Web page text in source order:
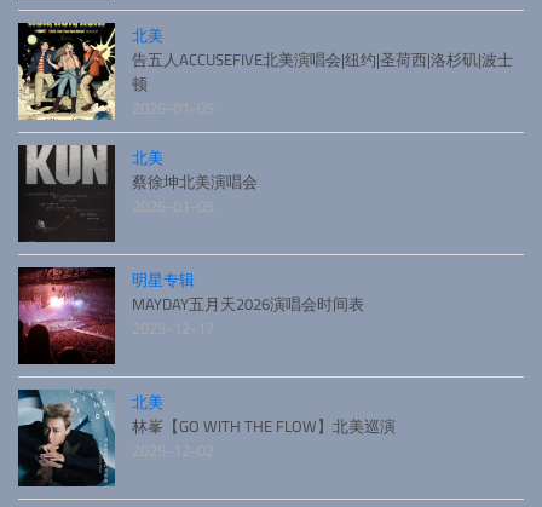
北美
告五人ACCUSEFIVE北美演唱会|纽约|圣荷西|洛杉矶|波士
顿
2026-01-05
北美
蔡徐坤北美演唱会
2026-01-05
明星专辑
MAYDAY五月天2026演唱会时间表
2025-12-17
北美
林峯【GO WITH THE FLOW】北美巡演
2025-12-02